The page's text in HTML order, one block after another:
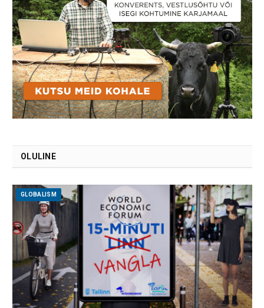
OLULINE
GLOBALISM